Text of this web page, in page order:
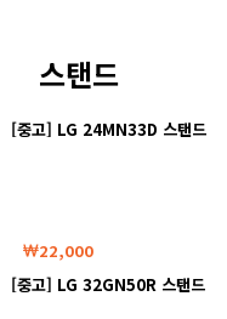
스탠드
[중고] LG 24MN33D 스탠드
22,000
[중고] LG 32GN50R 스탠드